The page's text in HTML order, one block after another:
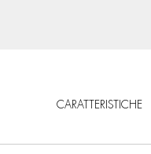
CARATTERISTICHE